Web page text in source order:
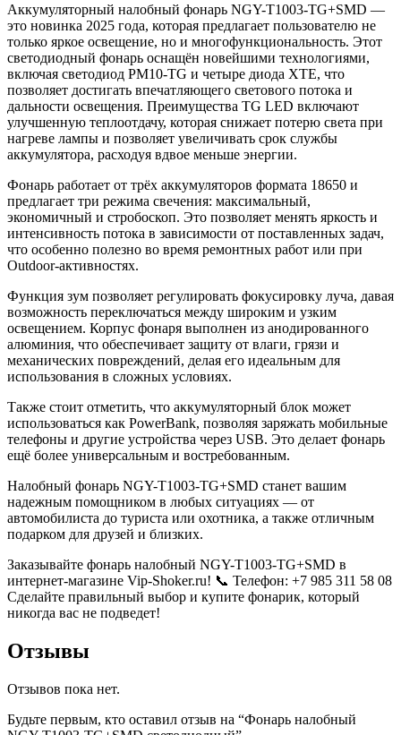
Аккумуляторный налобный фонарь NGY-T1003-TG+SMD —
это новинка 2025 года, которая предлагает пользователю не
только яркое освещение, но и многофункциональность. Этот
светодиодный фонарь оснащён новейшими технологиями,
включая светодиод PM10-TG и четыре диода XTE, что
позволяет достигать впечатляющего светового потока и
дальности освещения. Преимущества TG LED включают
улучшенную теплоотдачу, которая снижает потерю света при
нагреве лампы и позволяет увеличивать срок службы
аккумулятора, расходуя вдвое меньше энергии.
Фонарь работает от трёх аккумуляторов формата 18650 и
предлагает три режима свечения: максимальный,
экономичный и стробоскоп. Это позволяет менять яркость и
интенсивность потока в зависимости от поставленных задач,
что особенно полезно во время ремонтных работ или при
Outdoor-активностях.
Функция зум позволяет регулировать фокусировку луча, давая
возможность переключаться между широким и узким
освещением. Корпус фонаря выполнен из анодированного
алюминия, что обеспечивает защиту от влаги, грязи и
механических повреждений, делая его идеальным для
использования в сложных условиях.
Также стоит отметить, что аккумуляторный блок может
использоваться как PowerBank, позволяя заряжать мобильные
телефоны и другие устройства через USB. Это делает фонарь
ещё более универсальным и востребованным.
Налобный фонарь NGY-T1003-TG+SMD станет вашим
надежным помощником в любых ситуациях — от
автомобилиста до туриста или охотника, а также отличным
подарком для друзей и близких.
Заказывайте фонарь налобный NGY-T1003-TG+SMD в
интернет-магазине Vip-Shoker.ru! 📞 Телефон: +7 985 311 58 08
Сделайте правильный выбор и купите фонарик, который
никогда вас не подведет!
Отзывы
Отзывов пока нет.
Будьте первым, кто оставил отзыв на “Фонарь налобный